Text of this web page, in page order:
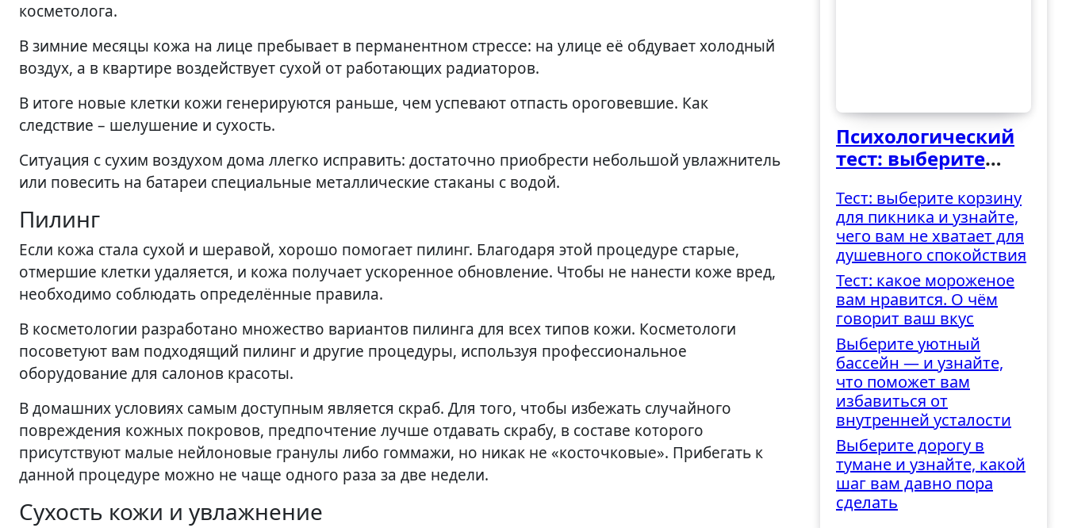
косметолога.
В зимние месяцы кожа на лице пребывает в перманентном стрессе: на улице её обдувает холодный
воздух, а в квартире воздействует сухой от работающих радиаторов.
В итоге новые клетки кожи генерируются раньше, чем успевают отпасть ороговевшие. Как
следствие – шелушение и сухость.
Ситуация с сухим воздухом дома ллегко исправить: достаточно приобрести небольшой увлажнитель
или повесить на батареи специальные металлические стаканы с водой.
Пилинг
Если кожа стала сухой и шеравой, хорошо помогает пилинг. Благодаря этой процедуре старые,
отмершие клетки удаляется, и кожа получает ускоренное обновление. Чтобы не нанести коже вред,
необходимо соблюдать определённые правила.
В косметологии разработано множество вариантов пилинга для всех типов кожи. Косметологи
посоветуют вам подходящий пилинг и другие процедуры, используя профессиональное
оборудование для салонов красоты.
В домашних условиях самым доступным является скраб. Для того, чтобы избежать случайного
повреждения кожных покровов, предпочтение лучше отдавать скрабу, в составе которого
присутствуют малые нейлоновые гранулы либо гоммажи, но никак не «косточковые». Прибегать к
данной процедуре можно не чаще одного раза за две недели.
Сухость кожи и увлажнение
Психологический
тест: выберите
как вы
справляетесь с
трудностями
Тест: выберите корзину
для пикника и узнайте,
чего вам не хватает для
душевного спокойствия
Тест: какое мороженое
вам нравится. О чём
говорит ваш вкус
Выберите уютный
бассейн — и узнайте,
что поможет вам
избавиться от
внутренней усталости
Выберите дорогу в
тумане и узнайте, какой
шаг вам давно пора
сделать